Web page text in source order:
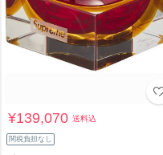
¥139,070送料込
関税負担なし